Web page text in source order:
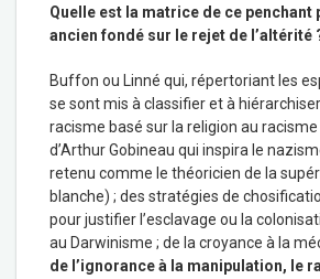
Quelle est la matrice de ce
ancien fondé sur le rejet de l’altérité
Buffon ou Linné qui, répertoriant les
se sont mis à classifier et à
racisme basé sur la religion au
d’Arthur Gobineau qui inspira le
retenu comme le théoricien de la
blanche) ; des stratégies de
pour justifier l’esclavage ou la
au Darwinisme ; de la croyance à la
de l’ignorance à la manipulation, le